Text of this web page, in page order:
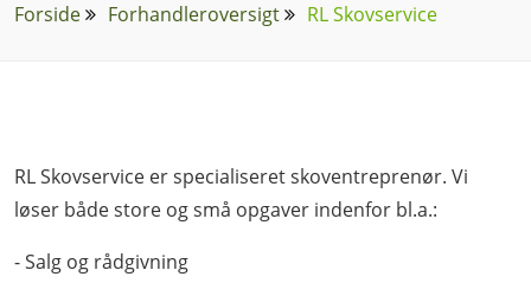
Forside Forhandleroversigt RL Skovservice
RL Skovservice er specialiseret skoventreprenør. Vi
løser både store og små opgaver indenfor bl.a.:
- Salg og rådgivning